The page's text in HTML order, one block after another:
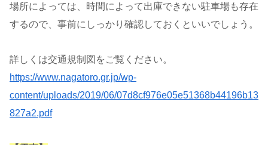
場所によっては、時間によって出庫できない駐車場も存在
するので、事前にしっかり確認しておくといいでしょう。
詳しくは交通規制図をご覧ください。
https://www.nagatoro.gr.jp/wp-
content/uploads/2019/06/07d8cf976e05e51368b44196b13
827a2.pdf